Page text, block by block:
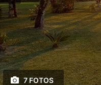
7 FOTOS